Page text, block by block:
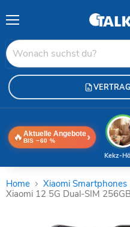
🔥 Aktuelle Angebote
BIS −60 % ›
Kekz-
Home
Xiaomi Smartphones
Xiaomi 12 5G Dual-SIM